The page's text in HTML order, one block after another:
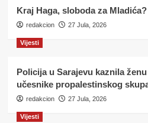
Kraj Haga, sloboda za Mladića?
redakcion 27 Jula, 2026
Vijesti
Policija u Sarajevu kaznila
učesnike propalestinskog
redakcion 27 Jula, 2026
Vijesti